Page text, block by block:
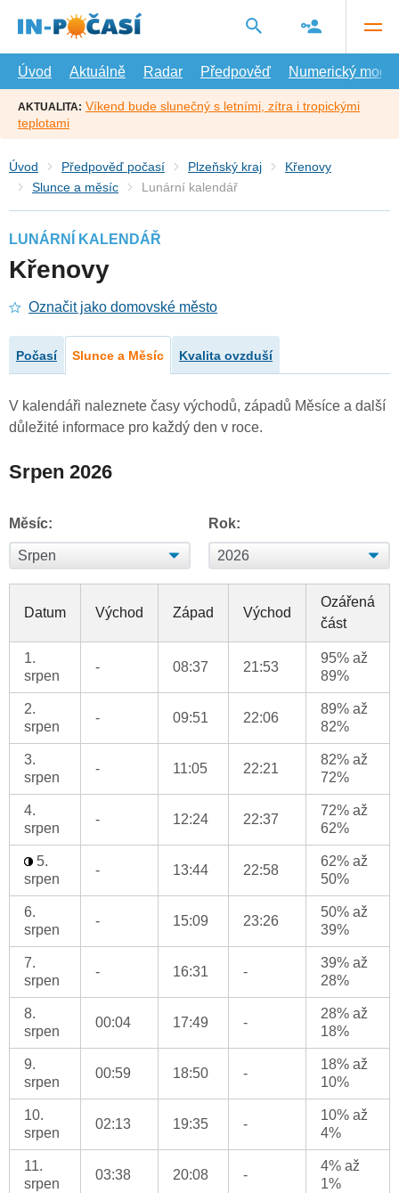
hlavní
Úvod
Aktuálně Radar Předpověď Numerický model
AKTUALITA: Víkend bude slunečný s letními, zítra i tropickými
teplotami
Úvod Předpověď počasí Plzeňský kraj
Křenovy
Slunce a měsíc
Lunární kalendář
LUNÁRNÍ KALENDÁŘ
Křenovy
Označit jako domovské město
Počasí Slunce a Měsíc Kvalita ovzduší
V kalendáři naleznete časy východů, západů Měsíce a další
důležité informace pro každý den v roce.
Srpen 2026
Měsíc: Rok:
Datum Východ Západ Východ
Ozářená
část
1.
srpen
- 08:37 21:53
95% až
89%
2.
srpen
- 09:51 22:06
89% až
82%
3.
srpen
- 11:05 22:21
82% až
72%
4.
srpen
- 12:24 22:37
72% až
62%
5.
srpen
- 13:44 22:58
62% až
50%
6.
srpen
- 15:09 23:26
50% až
39%
7.
srpen
- 16:31 -
39% až
28%
8.
srpen
00:04 17:49 -
28% až
18%
9.
srpen
00:59 18:50 -
18% až
10%
10.
srpen
02:13 19:35 -
10% až
4%
11.
srpen
03:38 20:08 -
4% až
1%